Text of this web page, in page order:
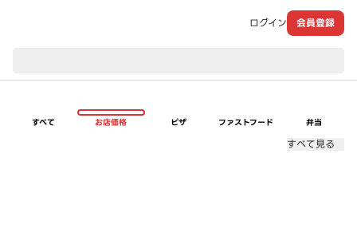
ログイン 会員登録
すべて お店価格 ピザ ファストフード 弁当
すべて見る